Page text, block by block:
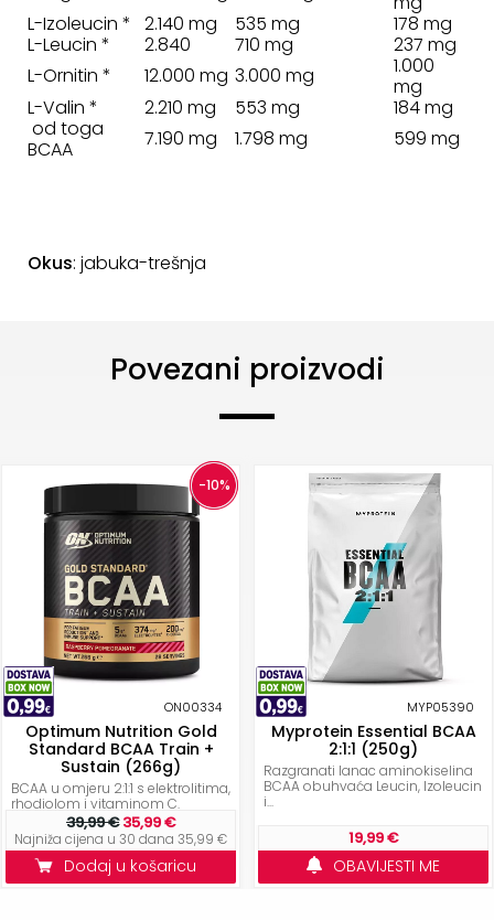
L-Izoleucin *
2.140 mg 535 mg
178 mg
L-Leucin *
2.840 710 mg
237 mg
L-Ornitin *
12.000 mg 3.000 mg
1.000
mg
L-Valin *
2.210 mg 553 mg
184 mg
od toga
BCAA
7.190 mg 1.798 mg 599 mg
Okus: jabuka-trešnja
Povezani proizvodi
-10%
ON00334
Optimum Nutrition Gold
Standard BCAA Train +
Sustain (266g)
BCAA u omjeru 2:1:1 s elektrolitima,
rhodiolom i vitaminom C.
39,99 €35,99 €
Najniža cijena u 30 dana 35,99 €
Dodaj u košaricu
MYP05390
Myprotein Essential BCAA
2:1:1 (250g)
Razgranati lanac aminokiselina
BCAA obuhvaća Leucin, Izoleucin
i...
19,99 €
OBAVIJESTI ME